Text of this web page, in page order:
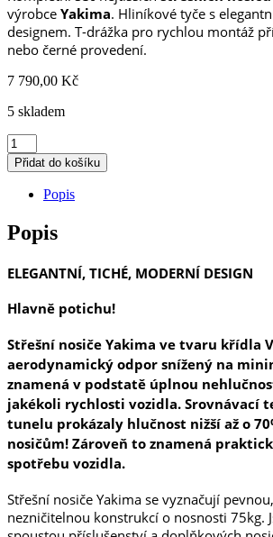
výrobce Yakima. Hliníkové tyče s
designem. T-drážka pro rychlou montáž
nebo černé provedení.
7 790,00 Kč
5 skladem
Střešní
nosiče
YAKIMA
BEZ
PŘESAHU
-
SET
Stříbrná
Přidat do košíku
Popis
Popis
ELEGANTNÍ, TICHÉ, MODERNÍ DESIGN
Hlavně potichu!
Střešní nosiče Yakima ve tvaru křídla
aerodynamický odpor snížený na
znamená v podstatě úplnou
jakékoli rychlosti vozidla. Srovnávací
tunelu prokázaly hlučnost nižší až o
nosičům! Zároveň to znamená
spotřebu vozidla.
Střešní nosiče Yakima se vyznačují
nezničitelnou konstrukcí o nosnosti 75kg.